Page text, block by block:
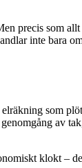
precis som
inte bara
som
av
klokt –